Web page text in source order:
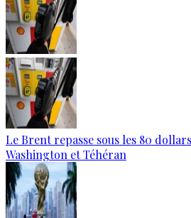
Le Brent repasse sous les 80
Washington et Téhéran